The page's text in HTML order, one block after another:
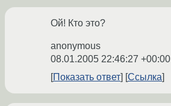
Ой! Кто это?
anonymous
08.01.2005 22:46:27 +00:00
Показать ответ
Ссылка